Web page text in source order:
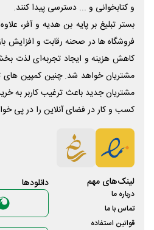
و کتابخوانی و ... دسترسی پیدا کنند.
بستر تبلیغ بر پایه بن هدیه و آفر،
فروشگاه ها در صحنه رقابت و افزایش
کاهش هزینه و ایجاد تجربه‌ای لذت
مشتریان خواهد شد. چنین کمپین
مشتریان جدید باعث ترغیب کاربر به
کسب و کار در فضای آنلاین را در پی
لینک‌های مهم
درباره ما
تماس با ما
قوانین استفاده
دانلود‌ها